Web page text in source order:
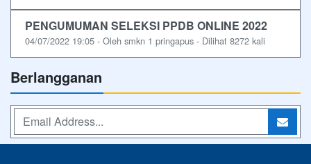
PENGUMUMAN SELEKSI PPDB ONLINE 2022
04/07/2022 19:05 - Oleh smkn 1 pringapus - Dilihat 8272 kali
Berlangganan